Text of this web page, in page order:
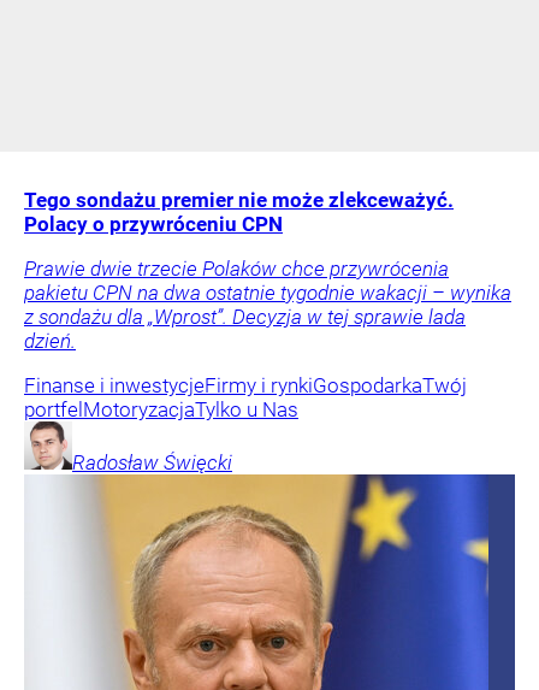
Tego sondażu premier nie może zlekceważyć.
Polacy o przywróceniu CPN
Prawie dwie trzecie Polaków chce przywrócenia
pakietu CPN na dwa ostatnie tygodnie wakacji – wynika
z sondażu dla „Wprost”. Decyzja w tej sprawie lada
dzień.
Finanse i inwestycjeFirmy i rynkiGospodarkaTwój
portfel MotoryzacjaTylko u Nas
Radosław Święcki